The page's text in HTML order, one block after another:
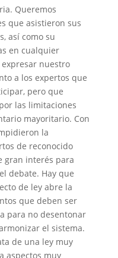
Queremos
que asistieron sus
así como su
en cualquier
nuestro
a los expertos que
pero que
las limitaciones
mayoritario. Con
la
de reconocido
gran interés para
debate. Hay que
de ley abre la
que deben ser
para no desentonar
el sistema.
de una ley muy
aspectos muy